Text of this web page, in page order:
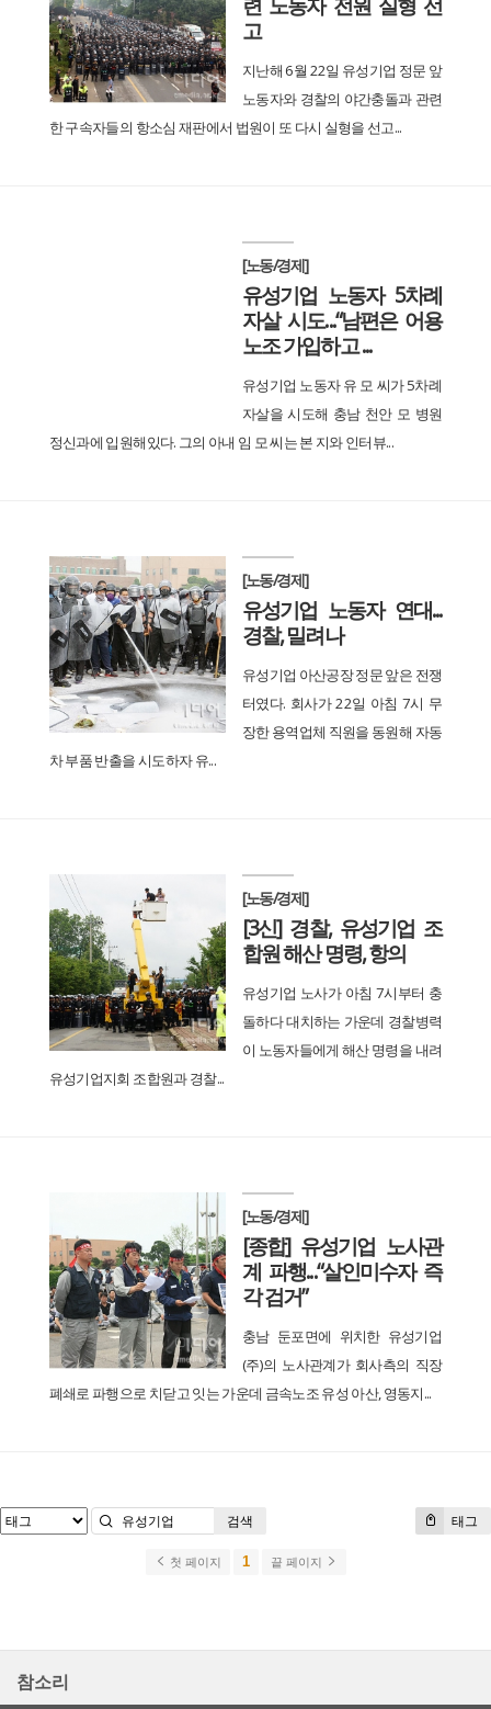
고
지난해 6월 22일 유성기업 정문 앞
노동자와 경찰의 야간충돌과 관련
한 구속자들의 항소심 재판에서 법원이 또 다시 실형을 선고...
[노동/경제]
유성기업 노동자 5차례
자살 시도...“남편은 어용
노조 가입하고 ...
유성기업 노동자 유 모 씨가 5차례
자살을 시도해 충남 천안 모 병원
정신과에 입원해있다. 그의 아내 임 모 씨는 본 지와 인터뷰...
[노동/경제]
유성기업 노동자 연대...
경찰, 밀려나
유성기업 아산공장 정문 앞은 전쟁
터였다. 회사가 22일 아침 7시 무
장한 용역업체 직원을 동원해 자동
차 부품 반출을 시도하자 유...
[노동/경제]
[3신] 경찰, 유성기업 조
합원 해산 명령, 항의
유성기업 노사가 아침 7시부터 충
돌하다 대치하는 가운데 경찰병력
이 노동자들에게 해산 명령을 내려
유성기업지회 조합원과 경찰...
[노동/경제]
[종합] 유성기업 노사관
계 파행...“살인미수자 즉
각 검거”
충남 둔포면에 위치한 유성기업
(주)의 노사관계가 회사측의 직장
폐쇄로 파행으로 치닫고 잇는 가운데 금속노조 유성 아산, 영동지...
태그
검색
첫 페이지 1 끝 페이지
참소리